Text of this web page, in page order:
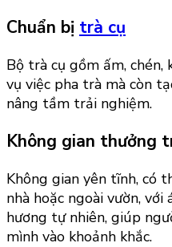
Chuẩn bị trà cụ
Bộ trà cụ gồm ấm, chén,
vụ việc pha trà mà còn
nâng tầm trải nghiệm.
Không gian thưởng
Không gian yên tĩnh, có
nhà hoặc ngoài vườn,
hương tự nhiên, giúp
mình vào khoảnh khắc.